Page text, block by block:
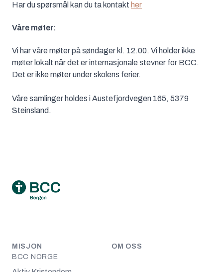
Har du spørsmål kan du ta kontakt her
Våre møter:
Vi har våre møter på søndager kl. 12.00. Vi holder ikke
møter lokalt når det er internasjonale stevner for BCC.
Det er ikke møter under skolens ferier.
Våre samlinger holdes i Austefjordvegen 165, 5379
Steinsland.
MISJON
BCC NORGE
OM OSS